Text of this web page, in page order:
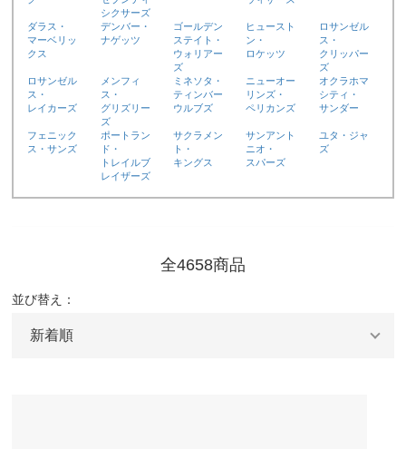
シクサーズ
ダラス・
マーベリッ
クス
デンバー・
ナゲッツ
ゴールデン
ステイト・
ウォリアー
ズ
ヒュースト
ン・
ロケッツ
ロサンゼル
ス・
クリッパー
ズ
ロサンゼル
ス・
レイカーズ
メンフィ
ス・
グリズリー
ズ
ミネソタ・
ティンバー
ウルブズ
ニューオー
リンズ・
ペリカンズ
オクラホマ
シティ・
サンダー
フェニック
ス・サンズ
ポートラン
ド・
トレイルブ
レイザーズ
サクラメン
ト・
キングス
サンアント
ニオ・
スパーズ
ユタ・ジャ
ズ
全4658商品
並び替え：